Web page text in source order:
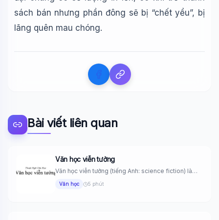
sách bán nhưng phần đông sẽ bị “chết yểu”, bị
lãng quên mau chóng.
Bài viết liên quan
Văn học viễn tưởng
Văn học viễn tưởng (tiếng Anh: science fiction) là
Văn học 5 phút